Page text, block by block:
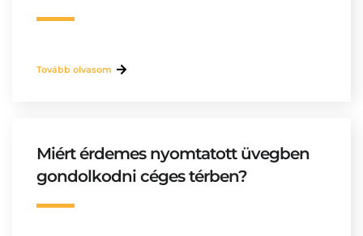
Tovább olvasom
Miért érdemes nyomtatott üvegben
gondolkodni céges térben?